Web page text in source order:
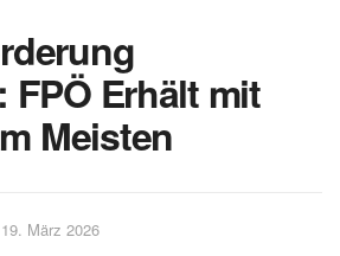
Erhält mit
Meisten
19. März 2026